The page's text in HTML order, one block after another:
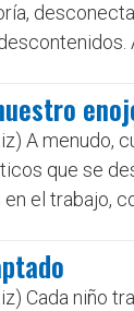
A menudo,
que se
el trabajo,
Cada niño